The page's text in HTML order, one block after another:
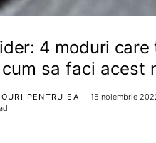
4 moduri care
sa faci acest
PENTRU EA 15 noiembrie